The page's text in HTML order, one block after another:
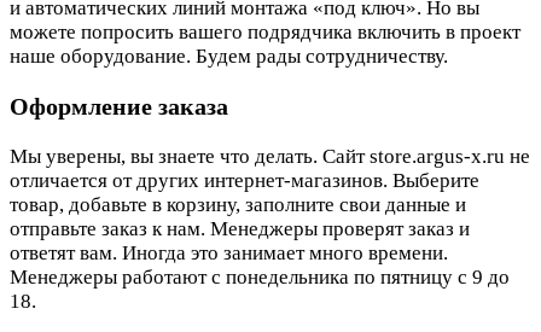
и автоматических линий монтажа «под ключ». Но вы
можете попросить вашего подрядчика включить в проект
наше оборудование. Будем рады сотрудничеству.
Оформление заказа
Мы уверены, вы знаете что делать. Сайт store.argus-x.ru не
отличается от других интернет-магазинов. Выберите
товар, добавьте в корзину, заполните свои данные и
отправьте заказ к нам. Менеджеры проверят заказ и
ответят вам. Иногда это занимает много времени.
Менеджеры работают с понедельника по пятницу с 9 до
18.